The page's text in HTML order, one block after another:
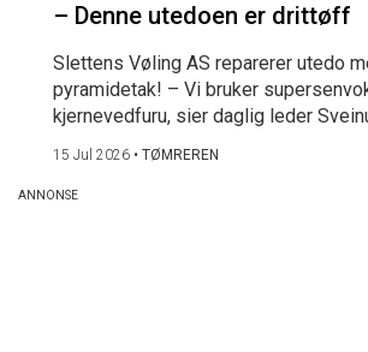
– Denne utedoen er drittøff
Slettens Vøling AS reparerer utedo
pyramidetak! – Vi bruker
kjernevedfuru, sier daglig leder
15 Jul 2026 • TØMREREN